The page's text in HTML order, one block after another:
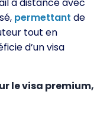
à distance avec
permettant de
tout en
d’un visa
le visa premium,